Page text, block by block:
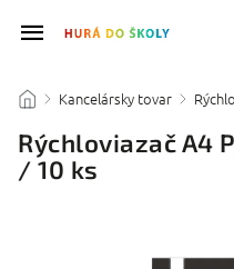
/ Kancelársky tovar /
Rýchloviazač A4
/ 10 ks